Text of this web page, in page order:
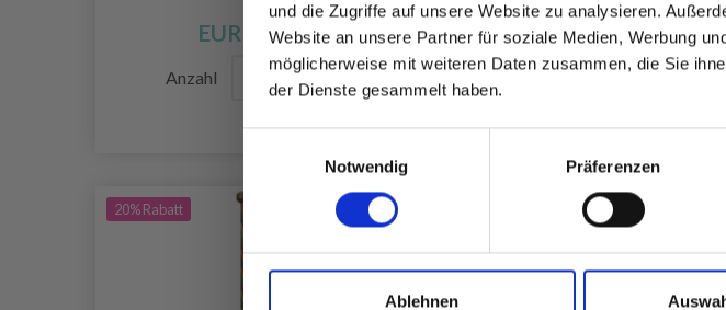
und die Zugriffe auf unsere Website zu analysieren.
Website an unsere Partner für soziale Medien, Werbung
möglicherweise mit weiteren Daten zusammen, die Sie
der Dienste gesammelt haben.
Notwendig
Präferenzen
Ablehnen
EUR 3.50
Anzahl
EUR 74.99EUR 93.75
Angebot bis 08/09/2026
20% Rabatt
Werde ein Teil
und erhalte
inspirierenden